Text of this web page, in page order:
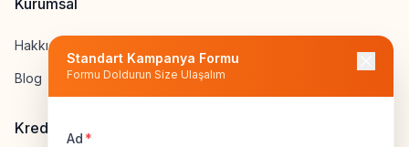
Standart Kampanya Formu
Formu Doldurun Size Ulaşalım
Ad *
Hakkımızda
Blog
Kredi Hesapla